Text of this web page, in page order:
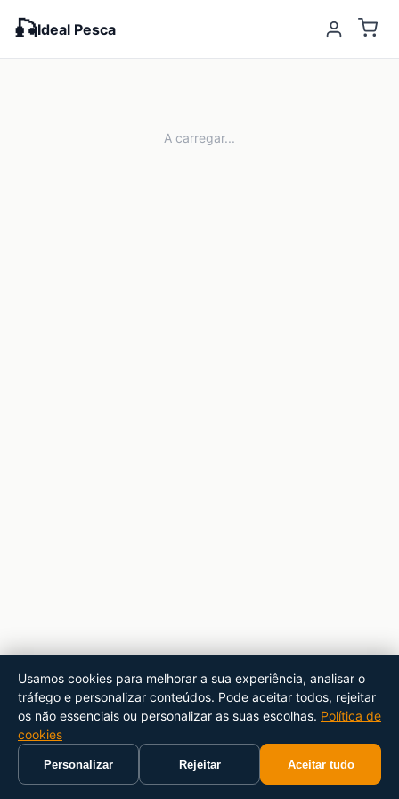
🎣Ideal Pesca
A carregar...
Usamos cookies para melhorar a sua experiência, analisar o
tráfego e personalizar conteúdos. Pode aceitar todos, rejeitar
os não essenciais ou personalizar as suas escolhas. Política de
cookies
Personalizar Rejeitar Aceitar tudo